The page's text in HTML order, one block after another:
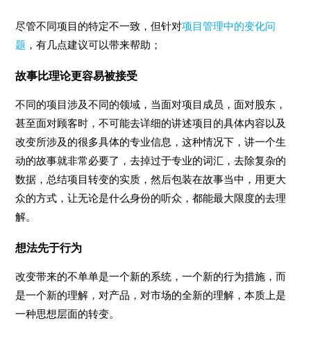
尽管不同项目的特定不一致，但针对项目管理中的变化问
题 ，有几点建议可以带来帮助；
故事比理论更容易被接受
不同的项目涉及不同的领域，当面对项目成员，面对股东，
甚至面对顾客时，不可能去详细的讲述项目的具体内容以及
改变所涉及的很多具体的专业信息，这种情况下，讲一个生
动的故事就非常必要了，去掉过于专业的词汇，去除复杂的
数据，总结项目转变的实质，然后包装在故事当中，用更大
众的方式，让无论是什么身份的听众，都能最大限度的去理
解。
想法先于行为
改变带来的不单单是一个新的系统，一个新的行为措施，而
是一个新的理解，对产品，对市场的全新的理解，本质上是
一种思想层面的转变。